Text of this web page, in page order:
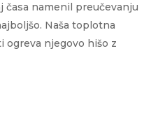
namenil preučevanju
Naša toplotna
ogreva njegovo hišo z